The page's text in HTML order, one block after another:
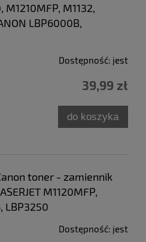
M1210MFP, M1132,
LBP6000B,
Dostępność: jest
39,99 zł
do koszyka
toner - zamiennik
M1120MFP,
LBP3250
Dostępność: jest